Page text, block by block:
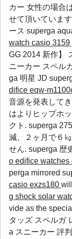
カー 女性の場合
せて頂いていま
ース superga
watch casio 3159
GG 2014 新作】
ニーカー スペル
ga 明星 JD
difice eqw-
音源を発表して
はよりヒップホ
クト. superga
減、２ヶ月で６
せん. superga 歴
o edifice watches
perga mirrored
casio exzs180
g shock solar
vide as the
タッズ スペルガ
a スニーカー 評